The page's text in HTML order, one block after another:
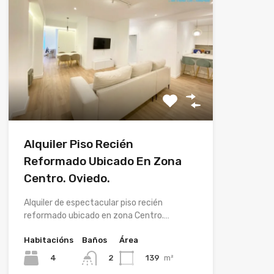
Alquiler Piso Recién
Reformado Ubicado En Zona
Centro. Oviedo.
Alquiler de espectacular piso recién
reformado ubicado en zona Centro.…
Habitacións
4
Baños
2
Área
139 m²